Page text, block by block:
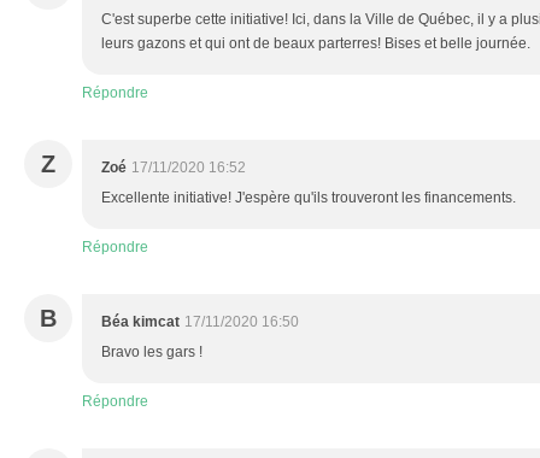
C'est superbe cette initiative! Ici, dans la Ville de Québec, il y a
leurs gazons et qui ont de beaux parterres! Bises et belle journée.
Répondre
Z Zoé 17/11/2020 16:52
Excellente initiative! J'espère qu'ils trouveront les financements.
Répondre
B Béa kimcat 17/11/2020 16:50
Bravo les gars !
Répondre